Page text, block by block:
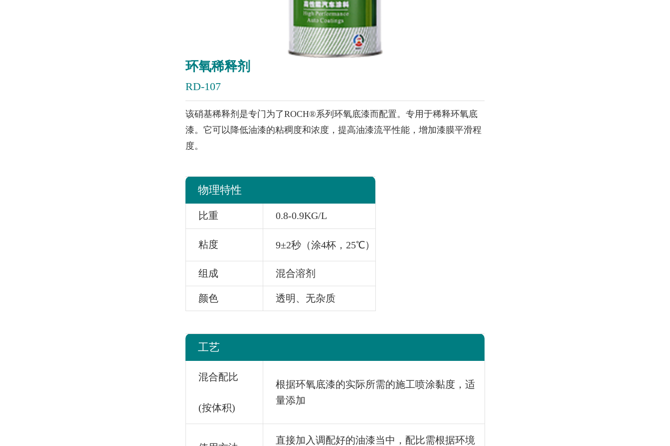
环氧稀释剂
RD-107
该硝基稀释剂是专门为了ROCH®系列环氧底漆而配置。专用于稀释环氧底
漆。它可以降低油漆的粘稠度和浓度，提高油漆流平性能，增加漆膜平滑程
度。
物理特性
比重 0.8-0.9KG/L
粘度 9±2秒（涂4杯，25℃）
组成 混合溶剂
颜色 透明、无杂质
工艺
混合配比
(按体积)
根据环氧底漆的实际所需的施工喷涂黏度，适
量添加
直接加入调配好的油漆当中，配比需根据环境